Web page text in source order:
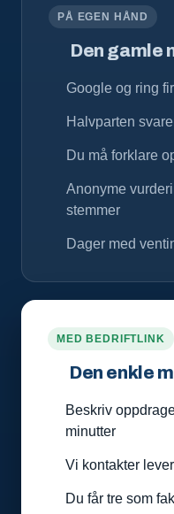
PÅ EGEN HÅND
Den gamle
Google og ring
Halvparten
Du må forklare
Anonyme
stemmer
Dager med
MED BEDRIFTLINK
Den enkle
Beskriv
minutter
Vi kontakter
Du får tre som